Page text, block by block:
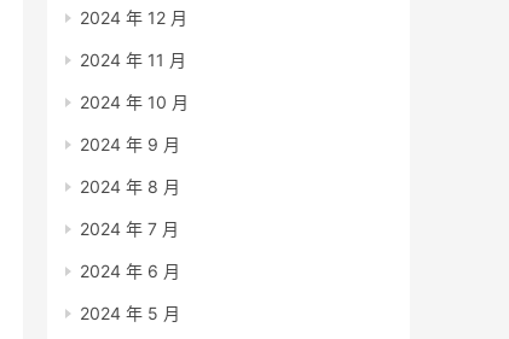
2024 年 12 月
2024 年 11 月
2024 年 10 月
2024 年 9 月
2024 年 8 月
2024 年 7 月
2024 年 6 月
2024 年 5 月